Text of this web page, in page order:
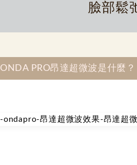
臉部鬆
ONDA PRO昂達超微波是什麼